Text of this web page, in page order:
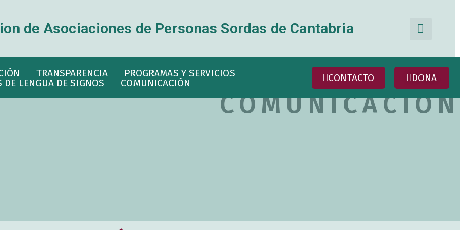
de Asociaciones de Personas Sordas de Cantabria
TRANSPARENCIA
PROGRAMAS Y SERVICIOS
DE LENGUA DE SIGNOS
COMUNICACIÓN CONTACTO DONA
COMUNICACIÓN